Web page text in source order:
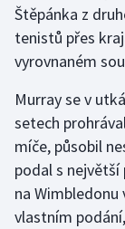
Štěpánka z
tenistů přes
vyrovnaném
Murray se v
setech
míče, působil
podal s
na Wimbledonu
vlastním